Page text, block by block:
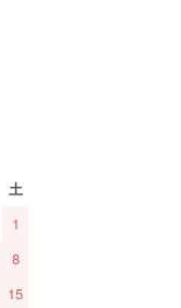
土
1
8
15